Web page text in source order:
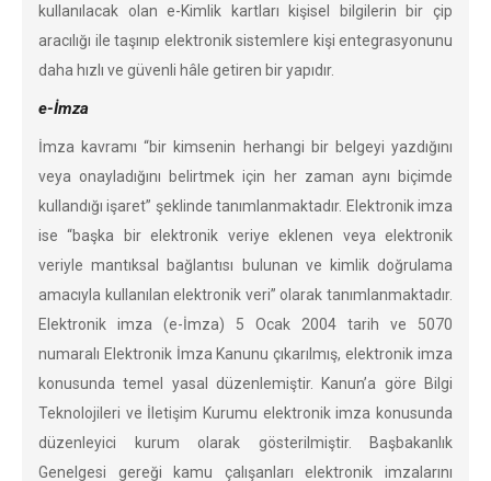
kullanılacak olan e-Kimlik kartları kişisel bilgilerin bir çip
aracılığı ile taşınıp elektronik sistemlere kişi entegrasyonunu
daha hızlı ve güvenli hâle getiren bir yapıdır.
e-İmza
İmza kavramı “bir kimsenin herhangi bir belgeyi yazdığını
veya onayladığını belirtmek için her zaman aynı biçimde
kullandığı işaret” şeklinde tanımlanmaktadır. Elektronik imza
ise “başka bir elektronik veriye eklenen veya elektronik
veriyle mantıksal bağlantısı bulunan ve kimlik doğrulama
amacıyla kullanılan elektronik veri” olarak tanımlanmaktadır.
Elektronik imza (e-İmza) 5 Ocak 2004 tarih ve 5070
numaralı Elektronik İmza Kanunu çıkarılmış, elektronik imza
konusunda temel yasal düzenlemiştir. Kanun’a göre Bilgi
Teknolojileri ve İletişim Kurumu elektronik imza konusunda
düzenleyici kurum olarak gösterilmiştir. Başbakanlık
Genelgesi gereği kamu çalışanları elektronik imzalarını